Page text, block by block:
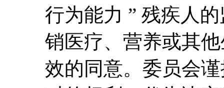
行为能力 ” 残疾人
销医疗、营养或其
效的同意。委员会